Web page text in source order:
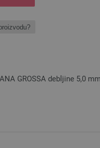
GROSSA debljine 5,0